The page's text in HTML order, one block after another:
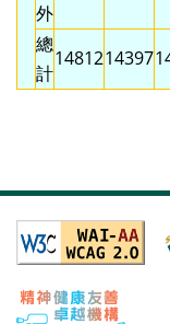
外
總
計
1481214397